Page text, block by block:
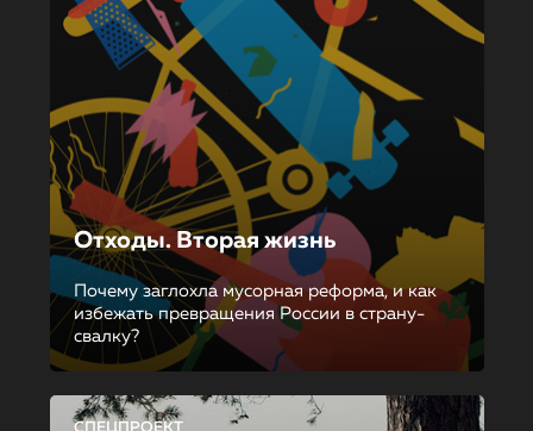
Отходы. Вторая жизнь
Почему заглохла мусорная реформа, и как
избежать превращения России в страну-
свалку?